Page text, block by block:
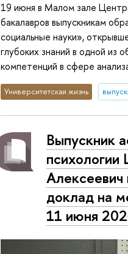
19 июня в Малом зале
бакалавров выпускникам
социальные науки»,
глубоких знаний в одной из
компетенций в сфере
Университетская жизнь
Выпускник
Алексеевич
доклад на
11 июня